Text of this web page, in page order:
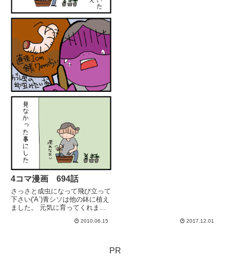
4コマ漫画 694話
さっさと成虫になって飛び立って
下さい('A`)青シソは他の鉢に植え
ました。 元気に育ってくれます
いです。お弁当の彩りに重宝して
2010.06.15 2017.12.01
PR